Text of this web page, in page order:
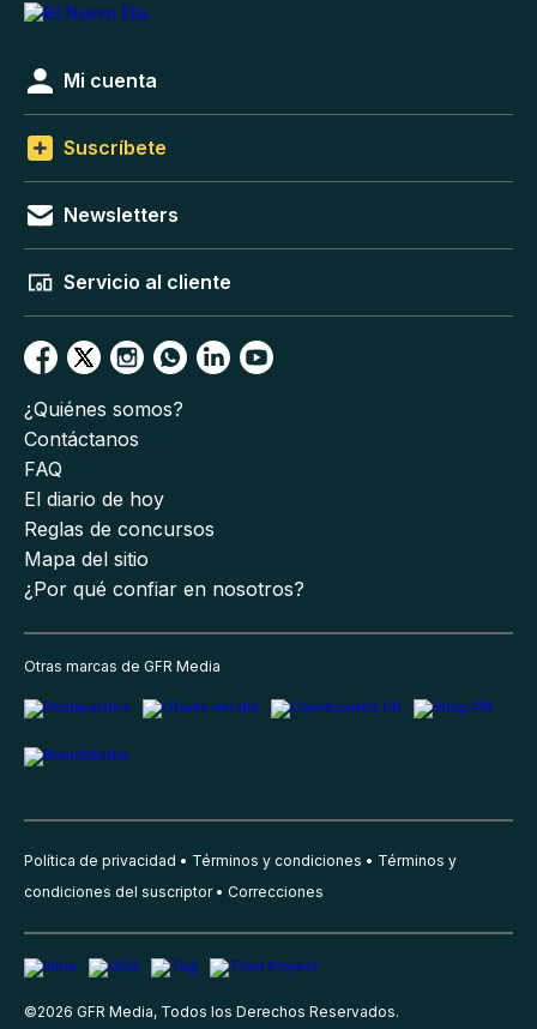
Mi cuenta
Suscríbete
Newsletters
Servicio al cliente
¿Quiénes somos?
Contáctanos
FAQ
El diario de hoy
Reglas de concursos
Mapa del sitio
¿Por qué confiar en nosotros?
Otras marcas de GFR Media
Política de privacidad Términos y condiciones
Términos y
condiciones del suscriptor
Correcciones
©2026 GFR Media, Todos los Derechos Reservados.